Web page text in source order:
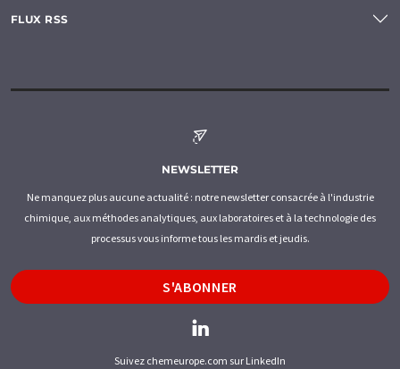
FLUX RSS
NEWSLETTER
Ne manquez plus aucune actualité : notre newsletter consacrée à l'industrie
chimique, aux méthodes analytiques, aux laboratoires et à la technologie des
processus vous informe tous les mardis et jeudis.
S'ABONNER
Suivez chemeurope.com sur LinkedIn